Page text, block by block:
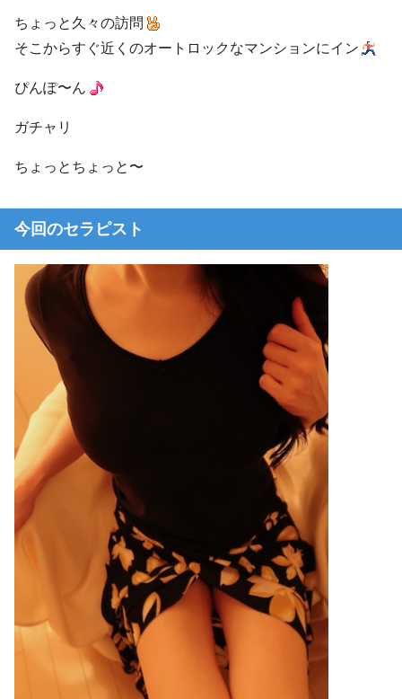
ちょっと久々の訪問
そこからすぐ近くのオートロックなマンションにイン
ぴんぽ〜ん
ガチャリ
ちょっとちょっと〜
今回のセラピスト